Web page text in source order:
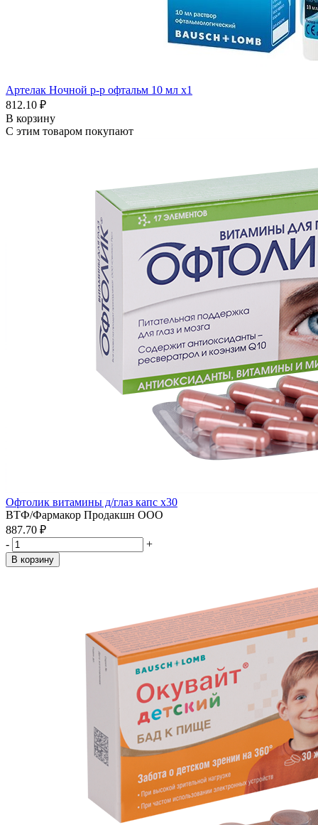
Артелак Ночной р-р офтальм 10 мл x1
812.10 ₽
В корзину
С этим товаром покупают
Офтолик витамины д/глаз капс x30
ВТФ/Фармакор Продакшн ООО
887.70 ₽
-
+
В корзину